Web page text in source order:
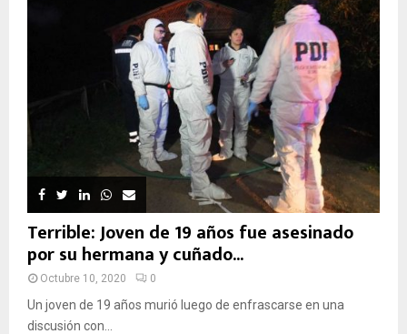
Terrible: Joven de 19 años fue asesinado
por su hermana y cuñado...
Octubre 10, 2020 0
Un joven de 19 años murió luego de enfrascarse en una
discusión con...